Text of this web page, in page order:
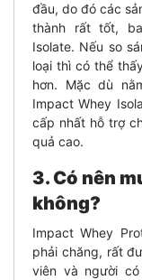
đầu, do đó các
thành rất tốt,
Isolate. Nếu so
loại thì có thể
hơn. Mặc dù
Impact Whey
cấp nhất hỗ trợ
quả cao.
3. Có nên
không?
Impact Whey
phải chăng, rất
viên và người